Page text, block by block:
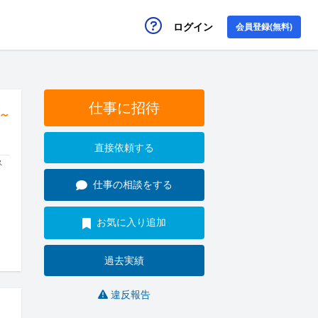
ログイン 会員登録(無料)
仕事に招待
直接依頼する
仕事の相談をする
お気に入り追加
過去実績
違反報告